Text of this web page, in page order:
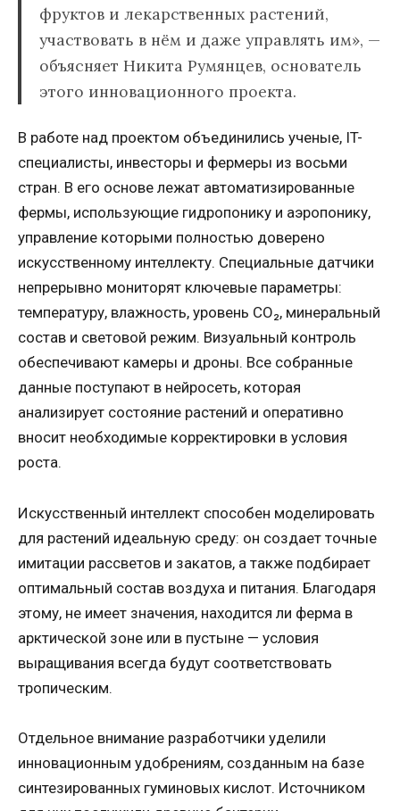
фруктов и лекарственных растений,
участвовать в нём и даже управлять им», —
объясняет Никита Румянцев, основатель
этого инновационного проекта.
В работе над проектом объединились ученые, IT-
специалисты, инвесторы и фермеры из восьми
стран. В его основе лежат автоматизированные
фермы, использующие гидропонику и аэропонику,
управление которыми полностью доверено
искусственному интеллекту. Специальные датчики
непрерывно мониторят ключевые параметры:
температуру, влажность, уровень CO₂, минеральный
состав и световой режим. Визуальный контроль
обеспечивают камеры и дроны. Все собранные
данные поступают в нейросеть, которая
анализирует состояние растений и оперативно
вносит необходимые корректировки в условия
роста.
Искусственный интеллект способен моделировать
для растений идеальную среду: он создает точные
имитации рассветов и закатов, а также подбирает
оптимальный состав воздуха и питания. Благодаря
этому, не имеет значения, находится ли ферма в
арктической зоне или в пустыне — условия
выращивания всегда будут соответствовать
тропическим.
Отдельное внимание разработчики уделили
инновационным удобрениям, созданным на базе
синтезированных гуминовых кислот. Источником